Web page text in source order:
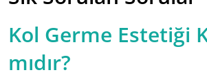
Kol Germe Estetiği
mıdır?